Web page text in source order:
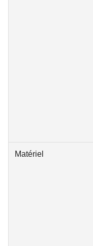
Matériel